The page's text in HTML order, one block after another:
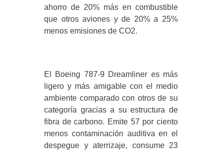
ahorro de 20% más en combustible
que otros aviones y de 20% a 25%
menos emisiones de CO2.
El Boeing 787-9 Dreamliner es más
ligero y más amigable con el medio
ambiente comparado con otros de su
categoría gracias a su estructura de
fibra de carbono. Emite 57 por ciento
menos contaminación auditiva en el
despegue y aterrizaje, consume 23